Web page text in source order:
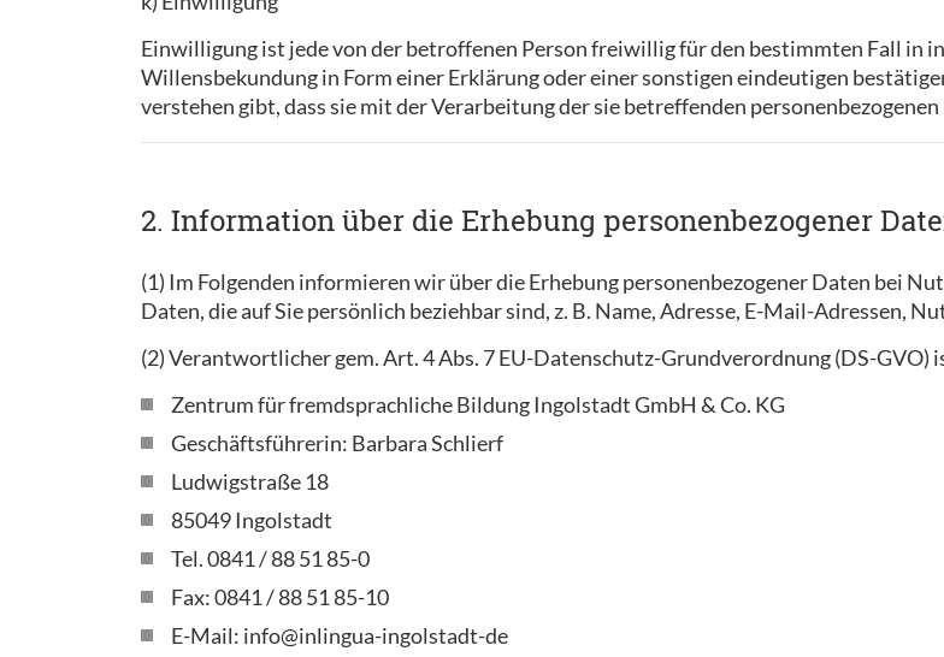
Einwilligung ist jede von der betroffenen Person freiwillig für den bestimmten Fall in
Willensbekundung in Form einer Erklärung oder einer sonstigen eindeutigen
verstehen gibt, dass sie mit der Verarbeitung der sie betreffenden
2. Information über die Erhebung personenbezogener
(1) Im Folgenden informieren wir über die Erhebung personenbezogener Daten bei
Daten, die auf Sie persönlich beziehbar sind, z. B. Name, Adresse, E-Mail-Adressen,
(2) Verantwortlicher gem. Art. 4 Abs. 7 EU-Datenschutz-Grundverordnung (DS-GVO)
Zentrum für fremdsprachliche Bildung Ingolstadt GmbH & Co. KG
Geschäftsführerin: Barbara Schlierf
Ludwigstraße 18
85049 Ingolstadt
Tel. 0841 / 88 51 85-0
Fax: 0841 / 88 51 85-10
E-Mail: info@inlingua-ingolstadt-de